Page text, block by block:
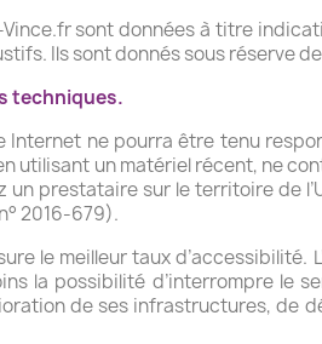
sont données à titre
Ils sont donnés sous réserve
techniques.
ne pourra être tenu
utilisant un matériel récent, ne
prestataire sur le territoire de
2016-679).
le meilleur taux
la possibilité d’interrompre le
de ses infrastructures, de